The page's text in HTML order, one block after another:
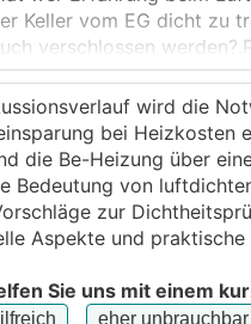
Keller vom EG dicht zu
verschlossen
wird die
bei
die Be-Heizung über
Bedeutung von
zur
Aspekte und
Sie uns mit einem